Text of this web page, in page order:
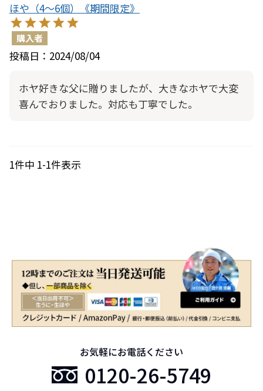
ほや（4～6個）《期間限定》
購入者
投稿日 2024/08/04
ホヤ好きな父に贈りましたが、大きなホヤで大変
喜んでおりました。対応も丁寧でした。
1件中 1-1件表示
お気軽にお電話ください
0120-26-5749